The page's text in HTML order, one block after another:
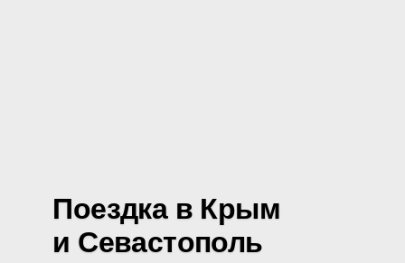
Поездка в Крым
и Севастополь